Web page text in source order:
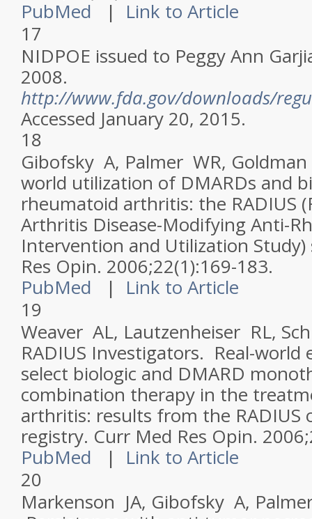
PubMed
| Link to Article
17
NIDPOE issued to Peggy Ann
2008.
http://www.fda.gov/downloads/
Accessed January 20, 2015.
18
Gibofsky A, Palmer WR,
world utilization of DMARDs and
rheumatoid arthritis: the RADIUS
Arthritis Disease-Modifying Anti-
Intervention and Utilization
Res Opin. 2006;22(1):169-183.
PubMed
| Link to Article
19
Weaver AL, Lautzenheiser RL,
RADIUS Investigators. Real-world
select biologic and DMARD
combination therapy in the
arthritis: results from the RADIUS
registry. Curr Med Res Opin.
PubMed
| Link to Article
20
Markenson JA, Gibofsky A,